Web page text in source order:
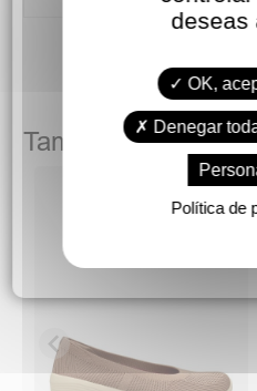
También podría
deseas
OK,
Denegar
Política de